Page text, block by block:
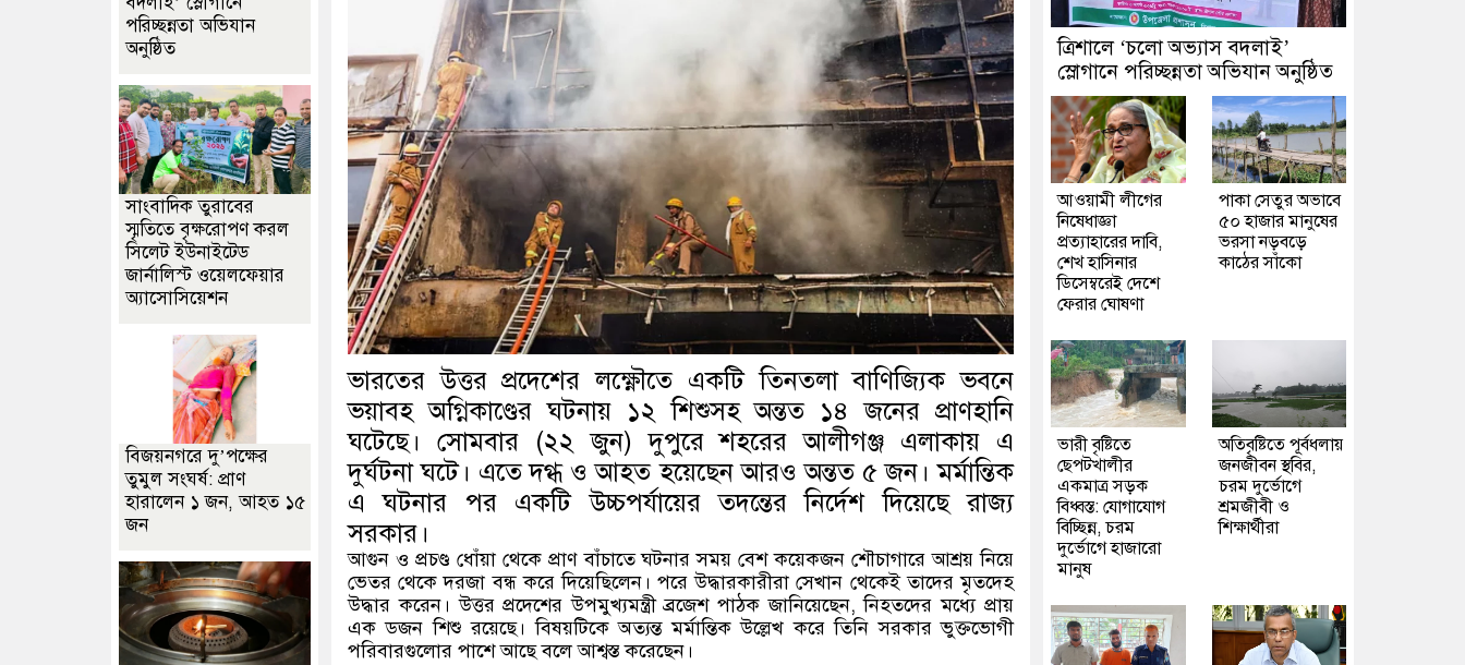
ভারতের উত্তর প্রদেশের লক্ষ্ণৌতে একটি তিনতলা বাণিজ্যিক ভবনে
ভয়াবহ অগ্নিকাণ্ডের ঘটনায় ১২ শিশুসহ অন্তত ১৪ জনের প্রাণহানি
ঘটেছে। সোমবার (২২ জুন) দুপুরে শহরের আলীগঞ্জ এলাকায় এ
দুর্ঘটনা ঘটে। এতে দগ্ধ ও আহত হয়েছেন আরও অন্তত ৫ জন। মর্মান্তিক
এ ঘটনার পর একটি উচ্চপর্যায়ের তদন্তের নির্দেশ দিয়েছে রাজ্য
সরকার।
আগুন ও প্রচণ্ড ধোঁয়া থেকে প্রাণ বাঁচাতে ঘটনার সময় বেশ কয়েকজন শৌচাগারে আশ্রয় নিয়ে
ভেতর থেকে দরজা বন্ধ করে দিয়েছিলেন। পরে উদ্ধারকারীরা সেখান থেকেই তাদের মৃতদেহ
উদ্ধার করেন। উত্তর প্রদেশের উপমুখ্যমন্ত্রী ব্রজেশ পাঠক জানিয়েছেন, নিহতদের মধ্যে প্রায়
এক ডজন শিশু রয়েছে। বিষয়টিকে অত্যন্ত মর্মান্তিক উল্লেখ করে তিনি সরকার ভুক্তভোগী
পরিবারগুলোর পাশে আছে বলে আশ্বস্ত করেছেন।
পরিচ্ছন্নতা অভিযান
অনুষ্ঠিত
সাংবাদিক তুরাবের
স্মৃতিতে বৃক্ষরোপণ করল
সিলেট ইউনাইটেড
জার্নালিস্ট ওয়েলফেয়ার
অ্যাসোসিয়েশন
বিজয়নগরে দু’পক্ষের
তুমুল সংঘর্ষ: প্রাণ
হারালেন ১ জন, আহত ১৫
জন
‎ত্রিশালে ‘চলো অভ্যাস বদলাই’
স্লোগানে পরিচ্ছন্নতা অভিযান অনুষ্ঠিত
আওয়ামী লীগের
নিষেধাজ্ঞা
প্রত্যাহারের দাবি,
শেখ হাসিনার
ডিসেম্বরেই দেশে
ফেরার ঘোষণা
পাকা সেতুর অভাবে
৫০ হাজার মানুষের
ভরসা নড়বড়ে
কাঠের সাঁকো
ভারী বৃষ্টিতে
ছেপটখালীর
একমাত্র সড়ক
বিধ্বস্ত: যোগাযোগ
বিচ্ছিন্ন, চরম
দুর্ভোগে হাজারো
মানুষ
অতিবৃষ্টিতে পূর্বধলায়
জনজীবন স্থবির,
চরম দুর্ভোগে
শ্রমজীবী ও
শিক্ষার্থীরা